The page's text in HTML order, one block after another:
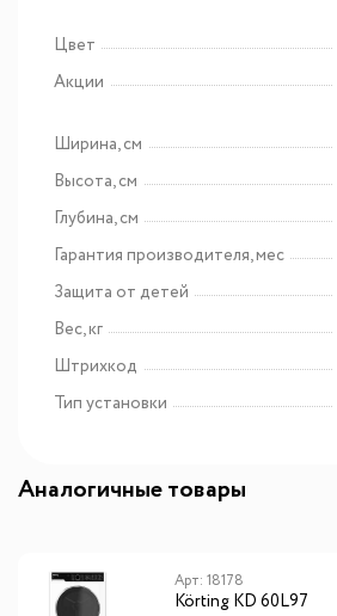
Цвет
Акции
Ширина, см
Высота, см
Глубина, см
Гарантия производителя, мес
Защита от детей
Вес, кг
Штрихкод
Тип установки
Аналогичные товары
Арт: 18178
Körting KD 60L97